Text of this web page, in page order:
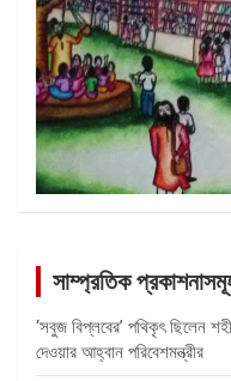
সাম্প্রতিক
‘সবুজ বিপ্লবের’ পথিকৃৎ ছিলেন
দেওয়ার আহ্বান পরিবেশমন্ত্রীর